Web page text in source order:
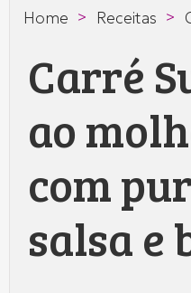
mundo
prefere
Frimesa
Home > Receitas >
Carré
ao
com
salsa e